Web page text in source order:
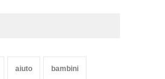
aiuto bambini